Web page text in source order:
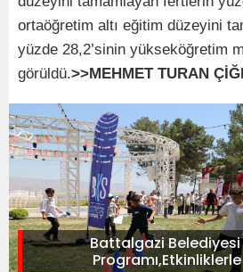
ortaöğretim altı eğitim düzeyini
yüzde 28,2’sinin yükseköğretim
görüldü.>>MEHMET TURAN
Battalgazi Belediyesi